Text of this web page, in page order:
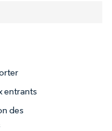
entrants
des